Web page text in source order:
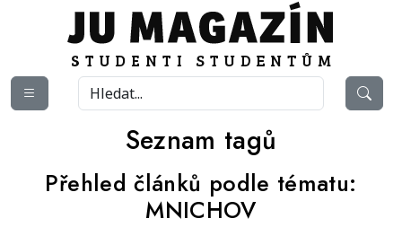
Seznam tagů
Přehled článků podle tématu:
MNICHOV